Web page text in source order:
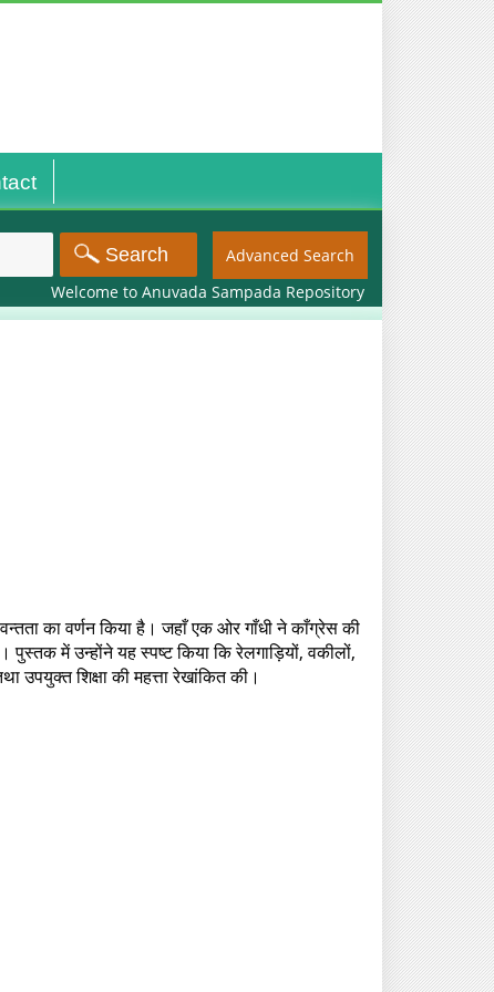
Advanced Search
Welcome to Anuvada Sampada Repository
का वर्णन किया है। जहाँ एक ओर गाँधी ने काँग्रेस की
में उन्होंने यह स्पष्ट किया कि रेलगाड़ियों, वकीलों,
उपयुक्त शिक्षा की महत्ता रेखांकित की।